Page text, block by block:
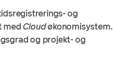
og
med Cloudøkonomisystem.
og projekt- og